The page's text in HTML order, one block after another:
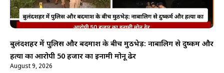
बुलंदशहर में पुलिस और बदमाश के बीच मुठभेड़: नाबालिग से दुष्कर्म और
हत्या का आरोपी 50 हजार का इनामी मोनू ढेर
August 9, 2026